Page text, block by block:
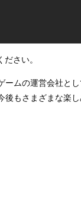
さい。
ムの運営会社と
もさまざまな楽